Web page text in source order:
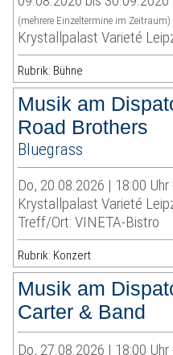
(mehrere Einzeltermine im Zeitraum)
Krystallpalast Varieté
Rubrik: Bühne
Musik am
Road Brothers
Bluegrass
Do, 20.08.2026 | 18:00 Uhr
Krystallpalast Varieté
Treff/Ort: VINETA-Bistro
Rubrik: Konzert
Musik am
Carter & Band
Do, 27.08.2026 | 18:00 Uhr